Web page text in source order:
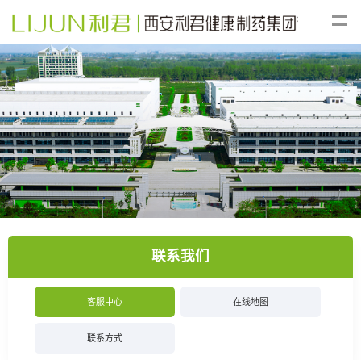
联系我们
客服中心 在线地图
联系方式